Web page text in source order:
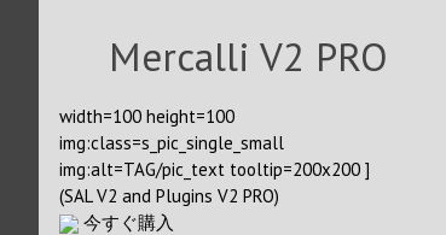
Mercalli V2 PRO
width=100 height=100
img:class=s_pic_single_small
img:alt=TAG/pic_text tooltip=200x200 ]
(SAL V2 and Plugins V2 PRO)
今すぐ購入